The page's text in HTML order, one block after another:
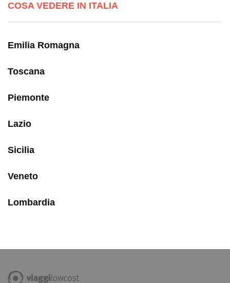
COSA VEDERE IN ITALIA
Emilia Romagna
Toscana
Piemonte
Lazio
Sicilia
Veneto
Lombardia